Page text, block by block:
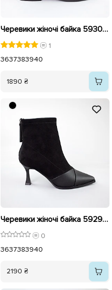
Черевики жіночі байка 593042 Чорні
1
3637383940
1890 ₴
Черевики жіночі байка 592925 Чорні
0
3637383940
2190 ₴